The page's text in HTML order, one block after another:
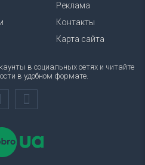
Реклама
Контакты
Карта сайта
в социальных сетях и читайте
в удобном формате.